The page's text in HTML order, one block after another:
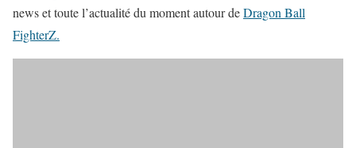
news et toute l’actualité du moment autour deDragon Ball
FighterZ.